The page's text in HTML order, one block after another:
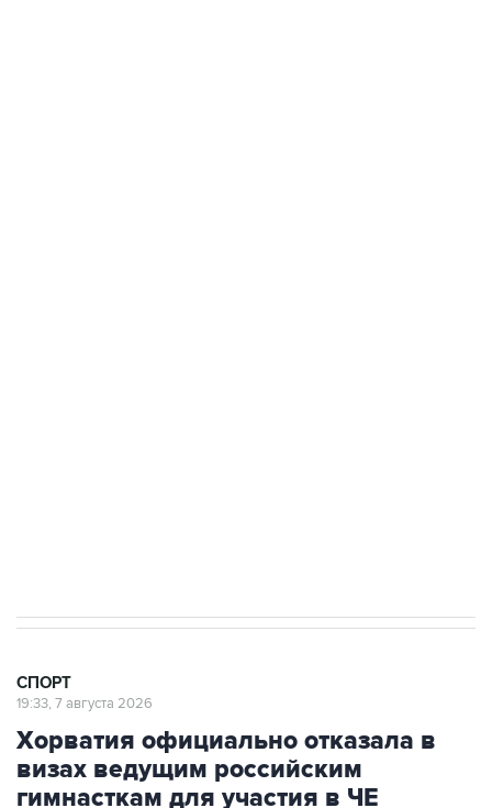
СПОРТ
19:33, 7 августа 2026
Хорватия официально отказала в
визах ведущим российским
гимнасткам для участия в ЧЕ